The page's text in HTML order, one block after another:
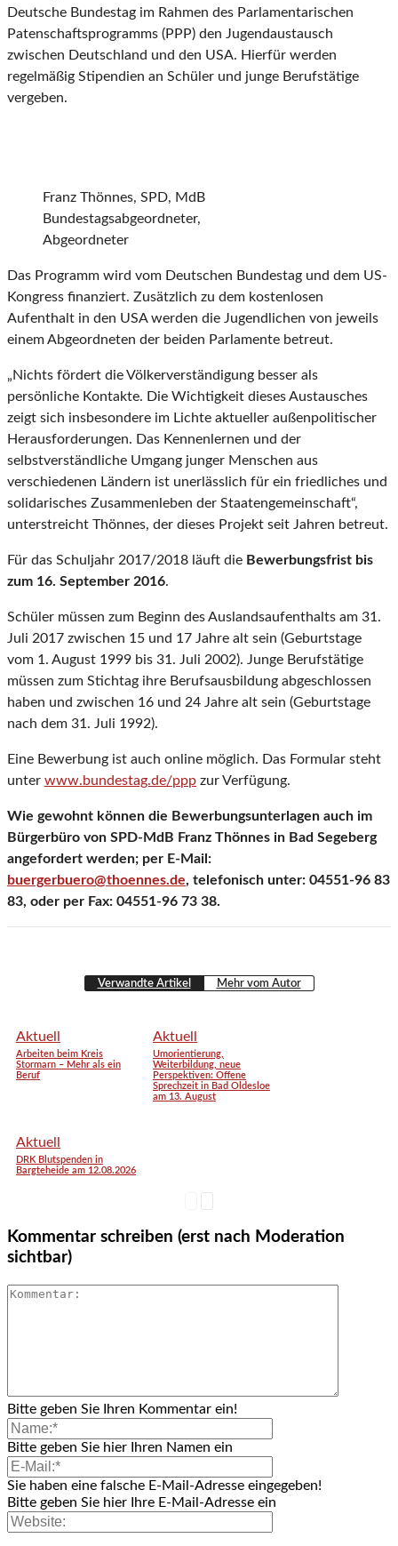
Deutsche Bundestag im Rahmen des Parlamentarischen
Patenschaftsprogramms (PPP) den Jugendaustausch
zwischen Deutschland und den USA. Hierfür werden
regelmäßig Stipendien an Schüler und junge Berufstätige
vergeben.
Franz Thönnes, SPD, MdB
Bundestagsabgeordneter,
Abgeordneter
Das Programm wird vom Deutschen Bundestag und dem US-
Kongress finanziert. Zusätzlich zu dem kostenlosen
Aufenthalt in den USA werden die Jugendlichen von jeweils
einem Abgeordneten der beiden Parlamente betreut.
„Nichts fördert die Völkerverständigung besser als
persönliche Kontakte. Die Wichtigkeit dieses Austausches
zeigt sich insbesondere im Lichte aktueller außenpolitischer
Herausforderungen. Das Kennenlernen und der
selbstverständliche Umgang junger Menschen aus
verschiedenen Ländern ist unerlässlich für ein friedliches und
solidarisches Zusammenleben der Staatengemeinschaft“,
unterstreicht Thönnes, der dieses Projekt seit Jahren betreut.
Für das Schuljahr 2017/2018 läuft die Bewerbungsfrist bis
zum 16. Septem­ber 2016.
Schüler müssen zum Beginn des Auslandsaufenthalts am 31.
Juli 2017 zwischen 15 und 17 Jahre alt sein (Geburtstage
vom 1. August 1999 bis 31. Juli 2002). Junge Berufstätige
müssen zum Stichtag ihre Be­rufsausbildung abgeschlossen
haben und zwischen 16 und 24 Jahre alt sein (Geburtstage
nach dem 31. Juli 1992).
Eine Bewerbung ist auch online möglich. Das Formular steht
unter www.bundestag.de/ppp zur Verfügung.
Wie gewohnt können die Bewerbungsunterlagen auch im
Bürgerbüro von SPD-MdB Franz Thönnes in Bad Segeberg
angefordert werden; per E-Mail:
buergerbuero@thoennes.de, telefonisch unter: 04551-96 83
83, oder per Fax: 04551-96 73 38.
Verwandte Artikel Mehr vom Autor
Aktuell
Arbeiten beim Kreis
Stormarn – Mehr als ein
Beruf
Aktuell
Umorientierung,
Weiterbildung, neue
Perspektiven: Offene
Sprechzeit in Bad Oldesloe
am 13. August
Aktuell
DRK Blutspenden in
Bargteheide am 12.08.2026
Kommentar schreiben (erst nach Moderation
sichtbar)
Bitte geben Sie Ihren Kommentar ein!
Bitte geben Sie hier Ihren Namen ein
Sie haben eine falsche E-Mail-Adresse eingegeben!
Bitte geben Sie hier Ihre E-Mail-Adresse ein